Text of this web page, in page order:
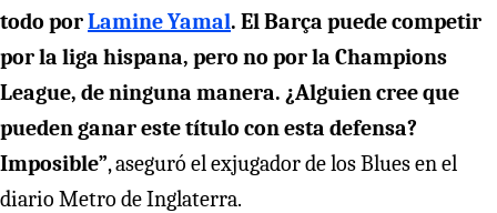
todo porLamine Yamal. El Barça puede competir
por la liga hispana, pero no por la Champions
League, de ninguna manera. ¿Alguien cree que
pueden ganar este título con esta defensa?
Imposible”, aseguró el exjugador de los Blues en el
diario Metro de Inglaterra.